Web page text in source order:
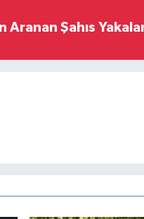
Aranan Şahıs